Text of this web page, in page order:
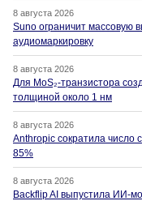
8 августа 2026
Suno ограничит массовую
аудиомаркировку
8 августа 2026
Для MoS₂-транзистора
толщиной около 1 нм
8 августа 2026
Anthropic сократила число
85%
8 августа 2026
Backflip AI выпустила ИИ-